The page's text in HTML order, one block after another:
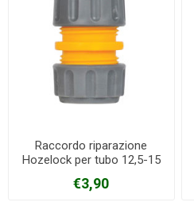
Raccordo riparazione
Hozelock per tubo 12,5-15
€3,90